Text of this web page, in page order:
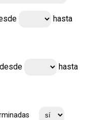
hasta
desde hasta